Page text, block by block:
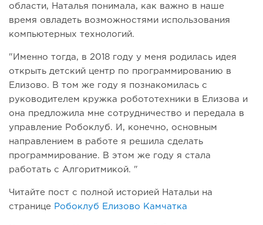
области, Наталья понимала, как важно в наше
время овладеть возможностями использования
компьютерных технологий.
"Именно тогда, в 2018 году у меня родилась идея
открыть детский центр по программированию в
Елизово. В том же году я познакомилась с
руководителем кружка робототехники в Елизова и
она предложила мне сотрудничество и передала в
управление Робоклуб. И, конечно, основным
направлением в работе я решила сделать
программирование. В этом же году я стала
работать с Алгоритмикой. "
Читайте пост с полной историей Натальи на
странице
Робоклуб Елизово Камчатка